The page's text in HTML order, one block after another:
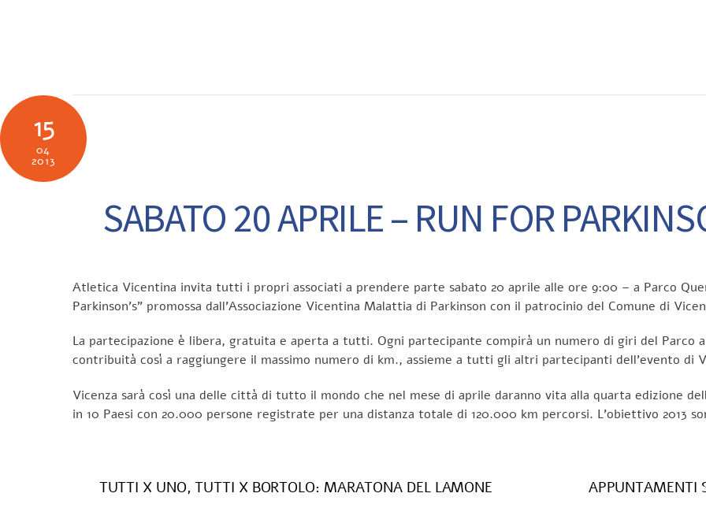
15
04
2013
SABATO 20 APRILE – RUN FOR
Atletica Vicentina invita tutti i propri associati a prendere parte sabato 20 aprile alle ore 9:00 – a Parco
Parkinson’s” promossa dall’Associazione Vicentina Malattia di Parkinson con il patrocinio del Comune di
La partecipazione è libera, gratuita e aperta a tutti. Ogni partecipante compirà un numero di giri del Parco
contribuità così a raggiungere il massimo numero di km., assieme a tutti gli altri partecipanti dell’evento di
Vicenza sarà così una delle città di tutto il mondo che nel mese di aprile daranno vita alla quarta edizione
in 10 Paesi con 20.000 persone registrate per una distanza totale di 120.000 km percorsi. L’obiettivo 2013
TUTTI X UNO, TUTTI X BORTOLO: MARATONA DEL LAMONE APPUNTAMENTI